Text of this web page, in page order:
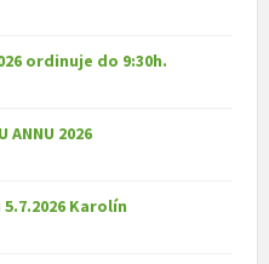
ordinuje do 9:30h.
ANNU 2026
Karolín